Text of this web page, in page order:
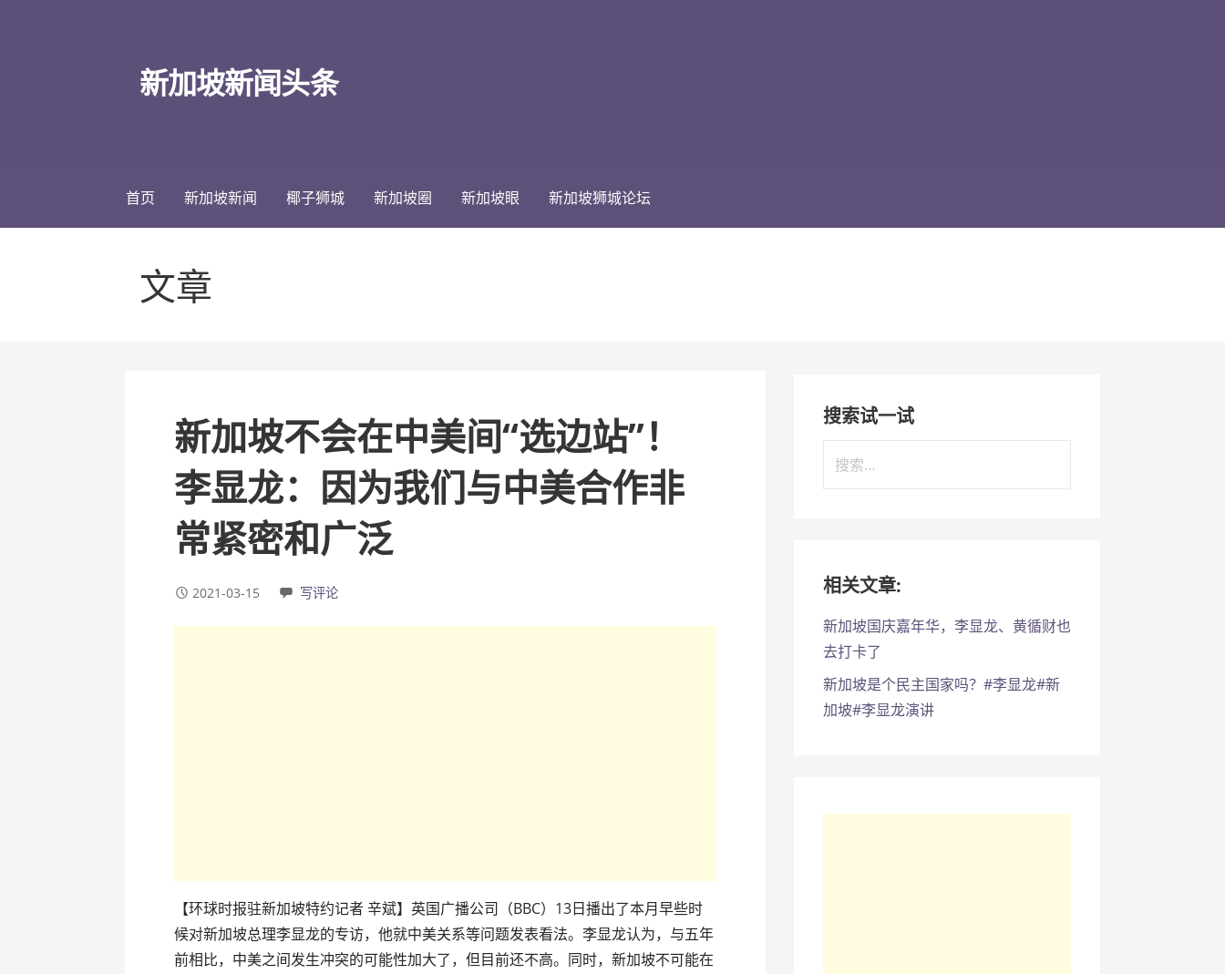
新加坡新闻头条
首页 新加坡新闻 椰子狮城 新加坡圈 新加坡眼 新加坡狮城论坛
文章
新加坡不会在中美间“选边站”！
李显龙：因为我们与中美合作非
常紧密和广泛
2021-03-15 写评论
【环球时报驻新加坡特约记者 辛斌】英国广播公司（BBC）13日播出了本月早些时
候对新加坡总理李显龙的专访，他就中美关系等问题发表看法。李显龙认为，与五年
前相比，中美之间发生冲突的可能性加大了，但目前还不高。同时，新加坡不可能在
搜索试一试
索
相关文章:
新加坡国庆嘉年华，李显龙、黄循财也
去打卡了
新加坡是个民主国家吗？#李显龙#新
加坡#李显龙演讲